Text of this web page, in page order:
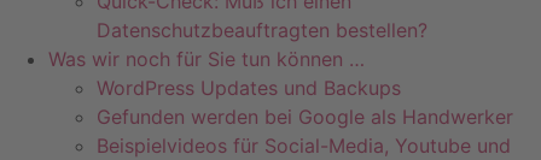
Datenschutzbeauftragten bestellen?
Was wir noch für Sie tun können …
WordPress Updates und Backups
Gefunden werden bei Google als Handwerker
Beispielvideos für Social-Media, Youtube und